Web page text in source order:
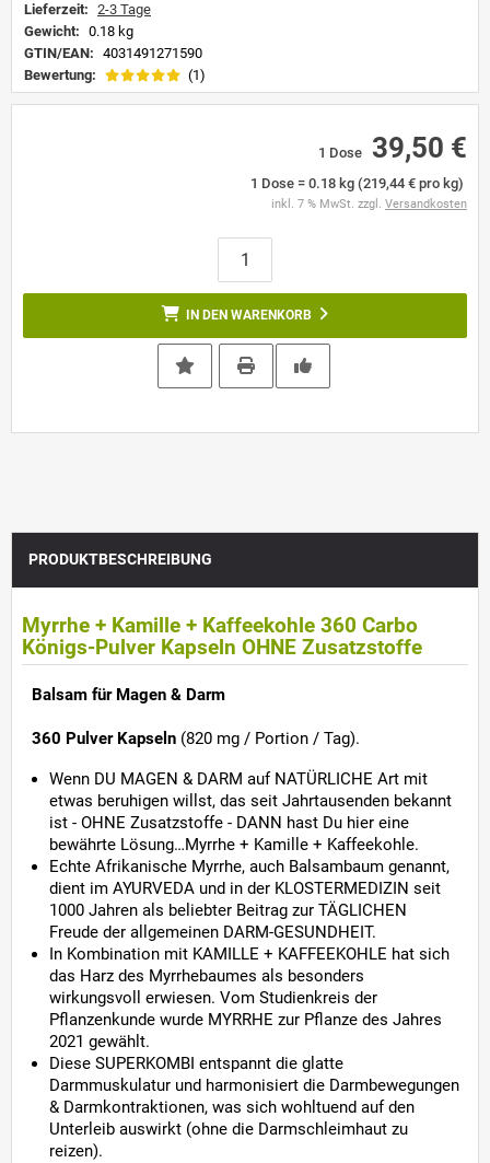
Lieferzeit: 2-3 Tage
Gewicht: 0.18 kg
GTIN/EAN: 4031491271590
Bewertung:
(1)
1 Dose 39,50 €
1 Dose = 0.18 kg (219,44 € pro kg)
inkl. 7 % MwSt. zzgl. Versandkosten
IN DEN WARENKORB
PRODUKTBESCHREIBUNG
Myrrhe + Kamille + Kaffeekohle 360 Carbo
Königs-Pulver Kapseln OHNE Zusatzstoffe
Balsam für Magen & Darm
360 Pulver Kapseln (820 mg / Portion / Tag).
Wenn DU MAGEN & DARM auf NATÜRLICHE Art mit
etwas beruhigen willst, das seit Jahrtausenden bekannt
ist - OHNE Zusatzstoffe - DANN hast Du hier eine
bewährte Lösung…Myrrhe + Kamille + Kaffeekohle.
Echte Afrikanische Myrrhe, auch Balsambaum genannt,
dient im AYURVEDA und in der KLOSTERMEDIZIN seit
1000 Jahren als beliebter Beitrag zur TÄGLICHEN
Freude der allgemeinen DARM-GESUNDHEIT.
In Kombination mit KAMILLE + KAFFEEKOHLE hat sich
das Harz des Myrrhebaumes als besonders
wirkungsvoll erwiesen. Vom Studienkreis der
Pflanzenkunde wurde MYRRHE zur Pflanze des Jahres
2021 gewählt.
Diese SUPERKOMBI entspannt die glatte
Darmmuskulatur und harmonisiert die Darmbewegungen
& Darmkontraktionen, was sich wohltuend auf den
Unterleib auswirkt (ohne die Darmschleimhaut zu
reizen).